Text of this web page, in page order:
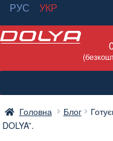
РУС
УКР
Перейти
Перейти
вмісту
Головна Блог
DOLYA”.